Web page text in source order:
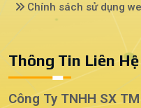
Chính sách sử dụng
Thông Tin Liên Hệ
Công Ty TNHH SX